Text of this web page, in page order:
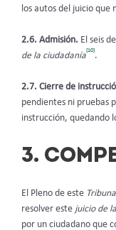
los autos del juicio que
2.6. Admisión. El seis
de la ciudadanía
[10]
.
2.7. Cierre de
pendientes ni pruebas
instrucción, quedando
3.
El Pleno de este
resolver este juicio de
por un ciudadano que